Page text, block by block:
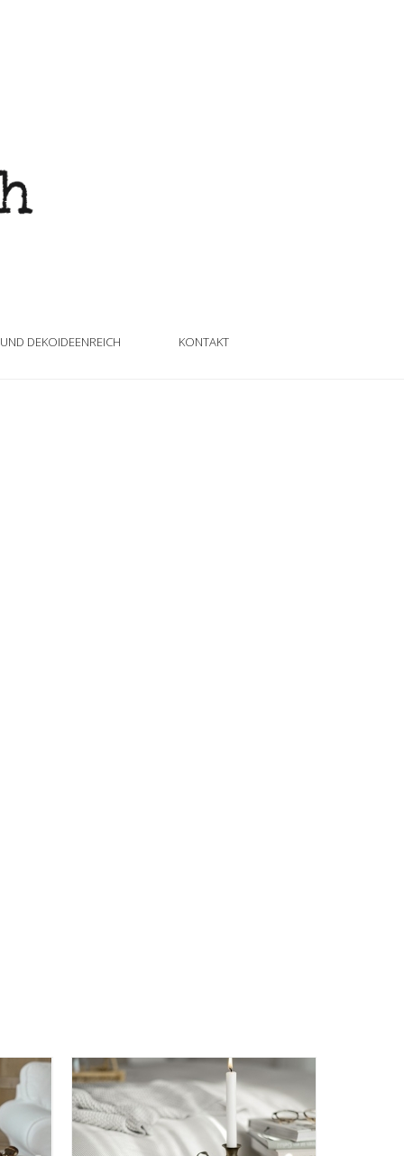
DEKOIDEENREICH KONTAKT